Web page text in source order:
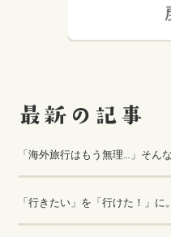
「海外旅行はもう無理…」そん
「行きたい」を「行けた！」